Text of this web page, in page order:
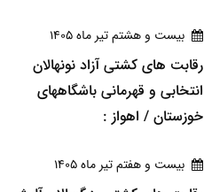
بيست و هشتم تير ماه 1405
رقابت های کشتی آزاد نونهالان
انتخابی و قهرمانی باشگاههای
خوزستان / اهواز :
بيست و هفتم تير ماه 1405